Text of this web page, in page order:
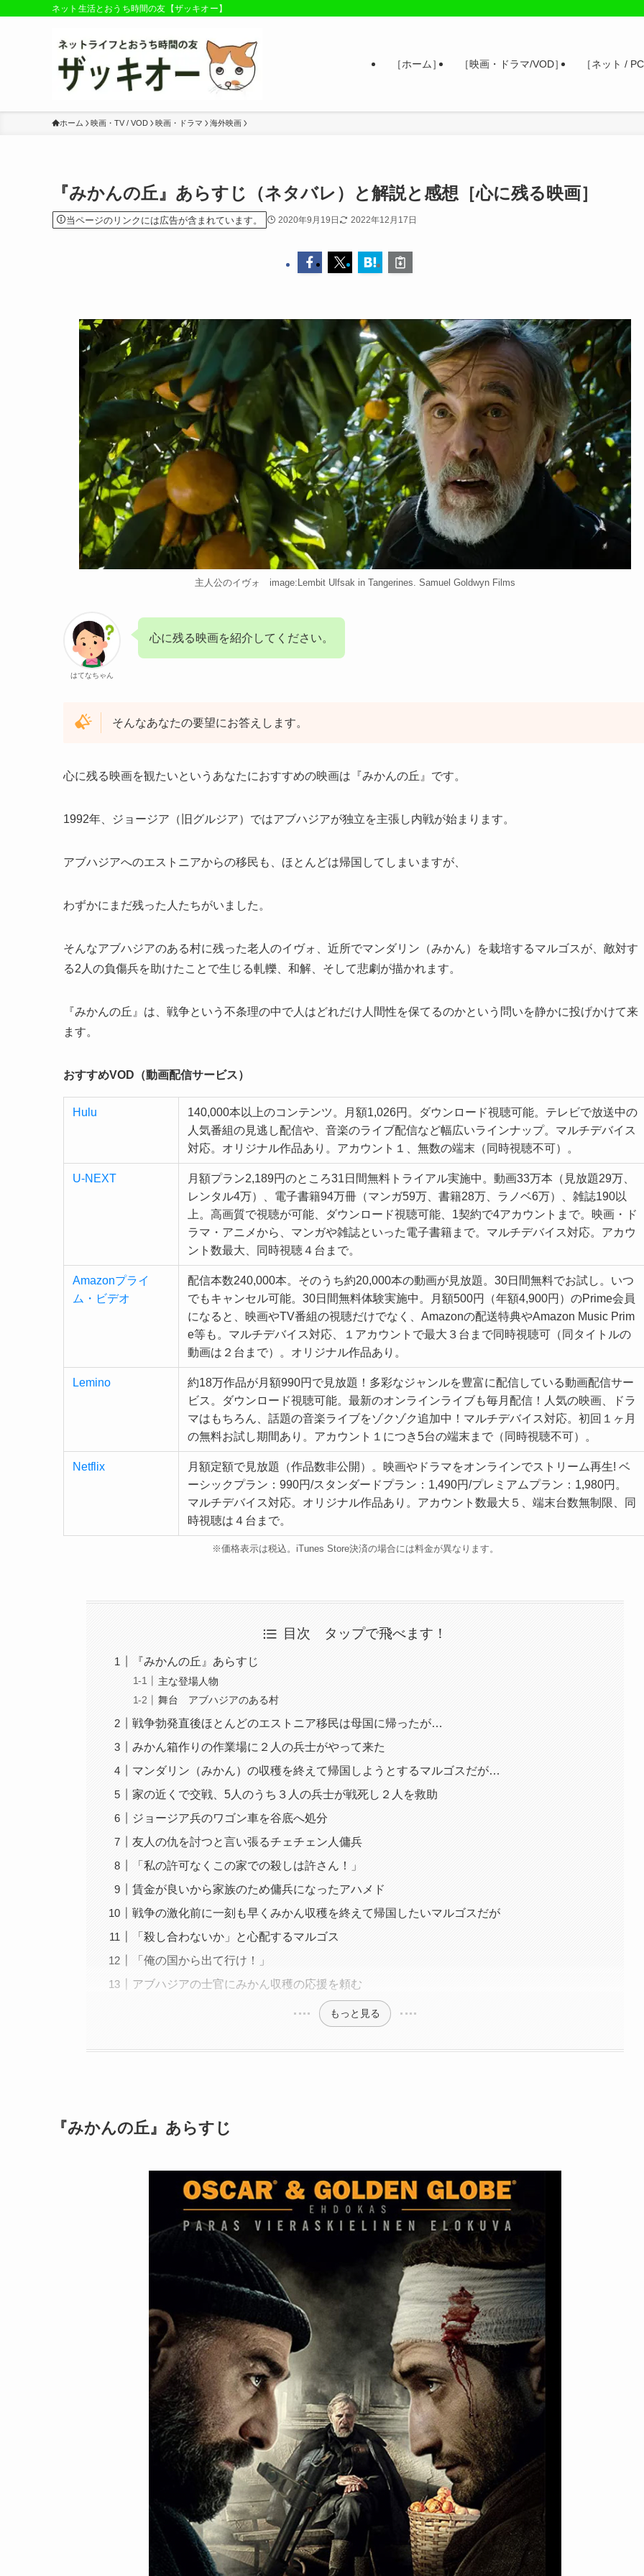
ネット生活とおうち時間の友【ザッキオー】
［ホーム］ ［映画・ドラマ/VOD］ ［ネット /
ホーム 映画・TV / VOD 映画・ドラマ 海外映画
『みかんの丘』あらすじ（ネタバレ）と解説と感想［心に残る映画］
当ページのリンクには広告が含まれています。 2020年9月19日 2022年12月17日
主人公のイヴォ image:Lembit Ulfsak in Tangerines. Samuel Goldwyn Films
はてなちゃん
心に残る映画を紹介してください。
そんなあなたの要望にお答えします。
心に残る映画を観たいというあなたにおすすめの映画は『みかんの丘』です。
1992年、ジョージア（旧グルジア）ではアブハジアが独立を主張し内戦が始まります。
アブハジアへのエストニアからの移民も、ほとんどは帰国してしまいますが、
わずかにまだ残った人たちがいました。
そんなアブハジアのある村に残った老人のイヴォ、近所でマンダリン（みかん）を栽培するマルゴスが、敵対す
る2人の負傷兵を助けたことで生じる軋轢、和解、そして悲劇が描かれます。
『みかんの丘』は、戦争という不条理の中で人はどれだけ人間性を保てるのかという問いを静かに投げかけて来
ます。
おすすめVOD（動画配信サービス）
Hulu
140,000本以上のコンテンツ。月額1,026円。ダウンロード視聴可能。テレビで放送中の
人気番組の見逃し配信や、音楽のライブ配信など幅広いラインナップ。マルチデバイス
対応。オリジナル作品あり。アカウント１、無数の端末（同時視聴不可）。
U-NEXT
月額プラン2,189円のところ31日間無料トライアル実施中。動画33万本（見放題29万、
レンタル4万）、電子書籍94万冊（マンガ59万、書籍28万、ラノベ6万）、雑誌190以
上。高画質で視聴が可能、ダウンロード視聴可能、1契約で4アカウントまで。映画・ド
ラマ・アニメから、マンガや雑誌といった電子書籍まで。マルチデバイス対応。アカウ
ント数最大、同時視聴４台まで。
Amazonプライ
ム・ビデオ
配信本数240,000本。そのうち約20,000本の動画が見放題。30日間無料でお試し。いつ
でもキャンセル可能。30日間無料体験実施中。月額500円（年額4,900円）のPrime会員
になると、映画やTV番組の視聴だけでなく、Amazonの配送特典やAmazon Music Prim
e等も。マルチデバイス対応、１アカウントで最大３台まで同時視聴可（同タイトルの
動画は２台まで）。オリジナル作品あり。
Lemino
約18万作品が月額990円で見放題！多彩なジャンルを豊富に配信している動画配信サー
ビス。ダウンロード視聴可能。最新のオンラインライブも毎月配信！人気の映画、ドラ
マはもちろん、話題の音楽ライブをゾクゾク追加中！マルチデバイス対応。初回１ヶ月
の無料お試し期間あり。アカウント１につき5台の端末まで（同時視聴不可）。
Netflix
月額定額で見放題（作品数非公開）。映画やドラマをオンラインでストリーム再生! ベ
ーシックプラン：990円/スタンダードプラン：1,490円/プレミアムプラン：1,980円。
マルチデバイス対応。オリジナル作品あり。アカウント数最大５、端末台数無制限、同
時視聴は４台まで。
※価格表示は税込。iTunes Store決済の場合には料金が異なります。
目次 タップで飛べます！
『みかんの丘』あらすじ
主な登場人物
舞台 アブハジアのある村
戦争勃発直後ほとんどのエストニア移民は母国に帰ったが…
みかん箱作りの作業場に２人の兵士がやって来た
マンダリン（みかん）の収穫を終えて帰国しようとするマルゴスだが…
家の近くで交戦、5人のうち３人の兵士が戦死し２人を救助
ジョージア兵のワゴン車を谷底へ処分
友人の仇を討つと言い張るチェチェン人傭兵
「私の許可なくこの家での殺しは許さん！」
賃金が良いから家族のため傭兵になったアハメド
戦争の激化前に一刻も早くみかん収穫を終えて帰国したいマルゴスだが
「殺し合わないか」と心配するマルゴス
「俺の国から出て行け！」
アブハジアの士官にみかん収穫の応援を頼む
もっと見る
『みかんの丘』あらすじ